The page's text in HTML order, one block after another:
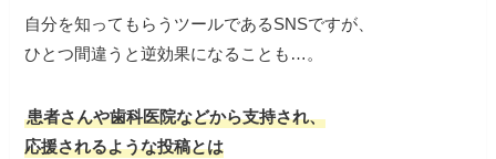
自分を知ってもらうツールであるSNSですが、
ひとつ間違うと逆効果になることも…。
患者さんや歯科医院などから支持され、
応援されるような投稿とは